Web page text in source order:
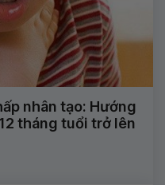
nhân tạo: Hướng
tháng tuổi trở lên